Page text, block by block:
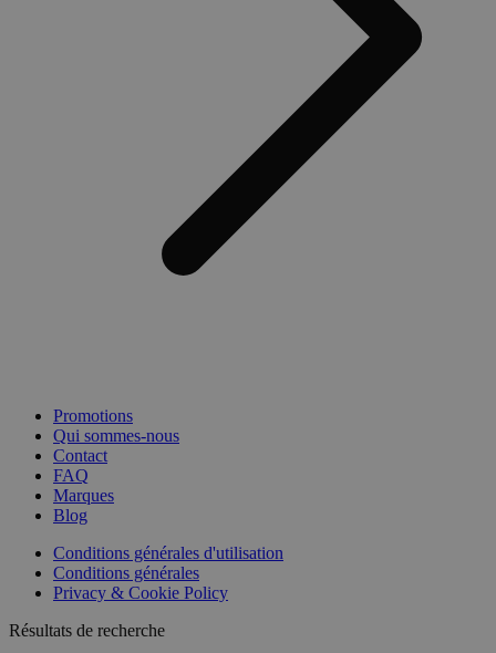
Promotions
Qui sommes-nous
Contact
FAQ
Marques
Blog
Conditions générales d'utilisation
Conditions générales
Privacy & Cookie Policy
Résultats de recherche